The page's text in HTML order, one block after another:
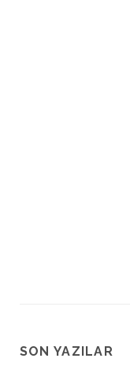
SON YAZILAR